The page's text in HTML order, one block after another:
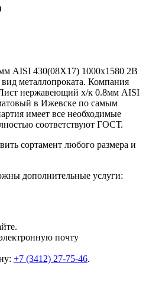
AISI 430(08X17) 1000х1580 2B
металлопроката. Компания
Лист нержавеющий х/к 0.8мм AISI
в Ижевске по самым
имеет все необходимые
соответствуют ГОСТ.
сортамент любого размера и
дополнительные услуги:
почту
+7 (3412) 27-75-46.